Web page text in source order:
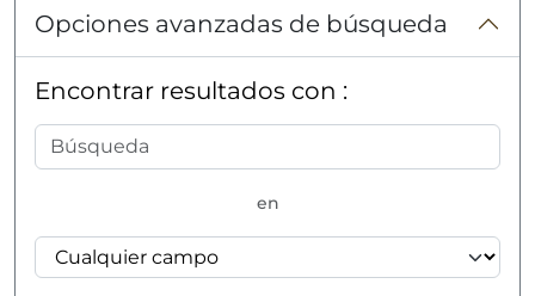
Opciones avanzadas de búsqueda
Encontrar resultados con :
en